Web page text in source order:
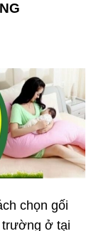
chọn gối
trường ở tại